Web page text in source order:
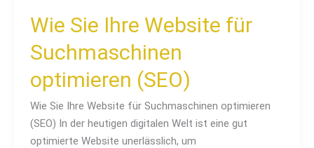
Wie Sie Ihre Website für
Suchmaschinen
optimieren (SEO)
Wie Sie Ihre Website für Suchmaschinen optimieren
(SEO) In der heutigen digitalen Welt ist eine gut
optimierte Website unerlässlich, um